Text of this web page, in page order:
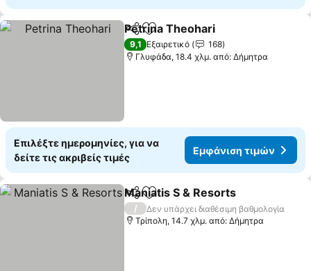
Κοινοποίηση
Προσθήκη στα αγαπημένα
Petrina Theohari
9,1 Εξαιρετικό
168
Γλυφάδα, 18.4 χλμ. από: Δήμητρα
Επιλέξτε ημερομηνίες, για να
δείτε τις ακριβείς τιμές
Εμφάνιση τιμών
Κοινοποίηση
Προσθήκη στα αγαπημένα
Maniatis S & Resorts
/
Δεν υπάρχει διαθέσιμη βαθμολογία
Τρίπολη, 14.7 χλμ. από: Δήμητρα